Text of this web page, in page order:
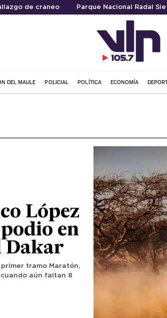
de craneo Parque Nacional Radal
DEL MAULE POLICIAL POLÍTICA ECONOMÍA
López
en
Dakar
tramo Maratón,
aún faltan 8